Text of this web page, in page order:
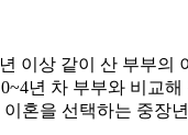
이상 같이 산 부부
년 차 부부와 비교
혼을 선택하는 중장